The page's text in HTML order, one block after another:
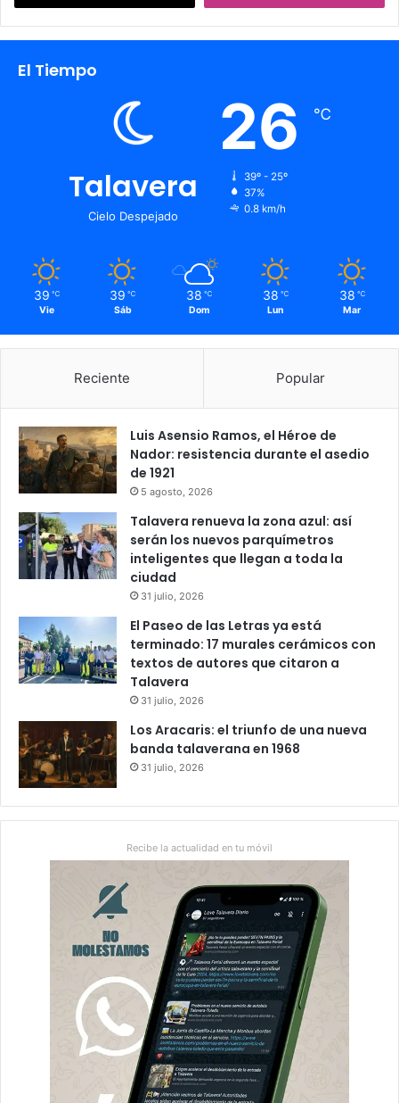
El Tiempo
Talavera
Cielo Despejado
26 ℃
39º - 25º
37%
0.8 km/h
39 ℃
Vie
39 ℃
Sáb
38 ℃
Dom
38 ℃
Lun
38 ℃
Mar
Reciente Popular
Luis Asensio Ramos, el Héroe de
Nador: resistencia durante el asedio
de 1921
5 agosto, 2026
Talavera renueva la zona azul: así
serán los nuevos parquímetros
inteligentes que llegan a toda la
ciudad
31 julio, 2026
El Paseo de las Letras ya está
terminado: 17 murales cerámicos con
textos de autores que citaron a
Talavera
31 julio, 2026
Los Aracaris: el triunfo de una nueva
banda talaverana en 1968
31 julio, 2026
Recibe la actualidad en tu móvil